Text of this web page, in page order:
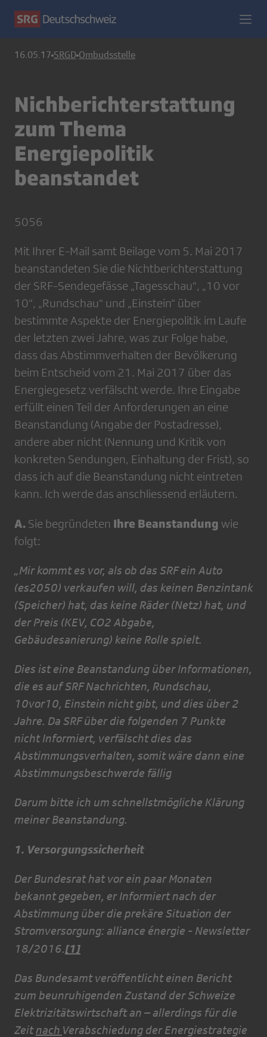
16.05.17 SRGD Ombudsstelle
Nichberichterstattung
zum Thema
Energiepolitik
beanstandet
5056
Mit Ihrer E-Mail samt Beilage vom 5. Mai 2017
beanstandeten Sie die Nichtberichterstattung
der SRF-Sendegefässe „Tagesschau“, „10 vor
10“, „Rundschau“ und „Einstein“ über
bestimmte Aspekte der Energiepolitik im Laufe
der letzten zwei Jahre, was zur Folge habe,
dass das Abstimmverhalten der Bevölkerung
beim Entscheid vom 21. Mai 2017 über das
Energiegesetz verfälscht werde. Ihre Eingabe
erfüllt einen Teil der Anforderungen an eine
Beanstandung (Angabe der Postadresse),
andere aber nicht (Nennung und Kritik von
konkreten Sendungen, Einhaltung der Frist), so
dass ich auf die Beanstandung nicht eintreten
kann. Ich werde das anschliessend erläutern.
A. Sie begründeten Ihre Beanstandung wie
folgt:
„Mir kommt es vor, als ob das SRF ein Auto
(es2050) verkaufen will, das keinen Benzintank
(Speicher) hat, das keine Räder (Netz) hat, und
der Preis (KEV, CO2 Abgabe,
Gebäudesanierung) keine Rolle spielt.
Dies ist eine Beanstandung über Informationen,
die es auf SRF Nachrichten, Rundschau,
10vor10, Einstein nicht gibt, und dies über 2
Jahre. Da SRF über die folgenden 7 Punkte
nicht Informiert, verfälscht dies das
Abstimmungsverhalten, somit wäre dann eine
Abstimmungsbeschwerde fällig
Darum bitte ich um schnellstmögliche Klärung
meiner Beanstandung.
1. Versorgungssicherheit
Der Bundesrat hat vor ein paar Monaten
bekannt gegeben, er Informiert nach der
Abstimmung über die prekäre Situation der
Stromversorgung: alliance énergie - Newsletter
18/2016.[1]
Das Bundesamt veröffentlicht einen Bericht
zum beunruhigenden Zustand der Schweize
Elektrizitätswirtschaft an – allerdings für die
Zeitnach Verabschiedung der Energiestrategie